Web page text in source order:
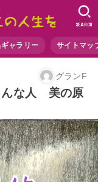
ャラリー サイトマッ
SEARCH
グランF
んな人 美の原